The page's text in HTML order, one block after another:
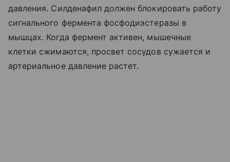
давления. Силденафил должен блокировать работу
сигнального фермента фосфодиэстеразы в
мышцах. Когда фермент активен, мышечные
клетки сжимаются, просвет сосудов сужается и
артериальное давление растет.